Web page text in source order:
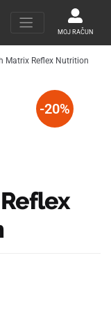
MOJ RAČUN
Matrix Reflex Nutrition
-20%